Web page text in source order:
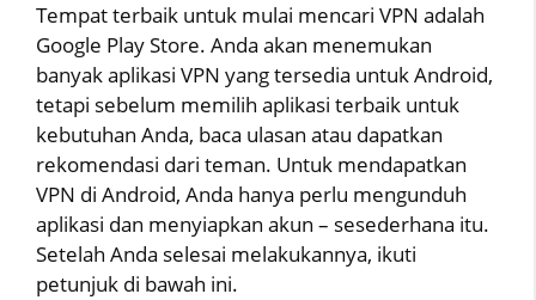
Tempat terbaik untuk mulai mencari VPN adalah
Google Play Store. Anda akan menemukan
banyak aplikasi VPN yang tersedia untuk Android,
tetapi sebelum memilih aplikasi terbaik untuk
kebutuhan Anda, baca ulasan atau dapatkan
rekomendasi dari teman. Untuk mendapatkan
VPN di Android, Anda hanya perlu mengunduh
aplikasi dan menyiapkan akun – sesederhana itu.
Setelah Anda selesai melakukannya, ikuti
petunjuk di bawah ini.